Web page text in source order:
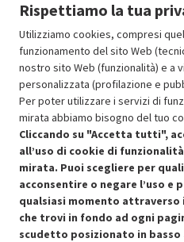
OFFERTE
Risparmio garantito rispetto al
Condizioni generali di vendita
Cookie Policy
Rispettiamo la tua
Utilizziamo cookies, compresi
funzionamento del sito Web
nostro sito Web (funzionalità) e a
personalizzata (profilazione e
Per poter utilizzare i servizi di
mirata abbiamo bisogno del tuo
Cliccando su "Accetta tutti",
all’uso di cookie di
mirata. Puoi scegliere per
acconsentire o negare l’uso e
qualsiasi momento attraverso
che trovi in fondo ad ogni
scudetto posizionato in basso